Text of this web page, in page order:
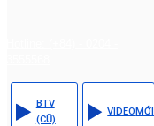
BTV
(CŨ)
VIDEOMỚI